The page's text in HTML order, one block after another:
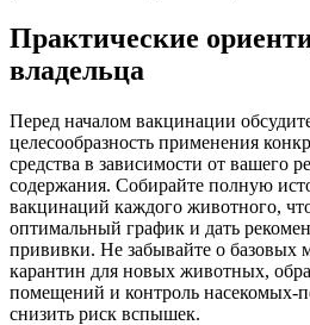
Практические
владельца
Перед началом вакцинации
целесообразность применения
средства в зависимости от вашего
содержания. Собирайте полную
вакцинаций каждого животного,
оптимальный график и дать
прививки. Не забывайте о базовых
карантин для новых животных,
помещений и контроль насекомых-
снизить риск вспышек.